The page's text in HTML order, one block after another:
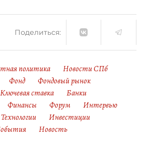
Поделиться:
политика
Новости СПб
Фонд
Фондовый рынок
Ключевая ставка
Банки
Финансы Форум
Интервью
Технологии
Инвестиции
Новость